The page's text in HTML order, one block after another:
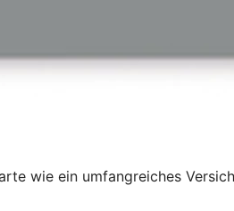
wie ein umfangreiches